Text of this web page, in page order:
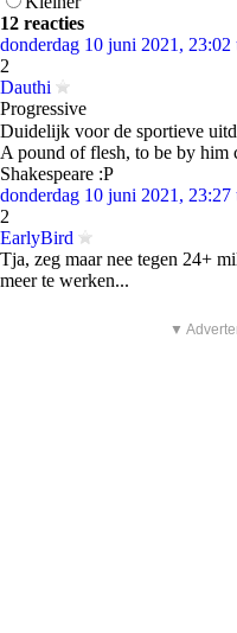
12 reacties
donderdag 10 juni 2021, 23:02
2
Dauthi
Progressive
Duidelijk voor de sportieve
A pound of flesh, to be by him
Shakespeare :P
donderdag 10 juni 2021, 23:27
2
EarlyBird
Tja, zeg maar nee tegen 24+
meer te werken...
▼